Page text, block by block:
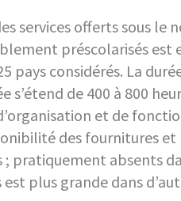
services offerts sous le
préscolarisés est
pays considérés. La
s’étend de 400 à 800
et de
des fournitures
pratiquement absents
plus grande dans